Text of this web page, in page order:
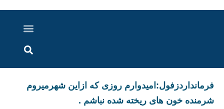
فرمانداردزفول:امیدوارم روزی که ازاین شهرمیروم
شرمنده خون های ریخته شده نباشم .